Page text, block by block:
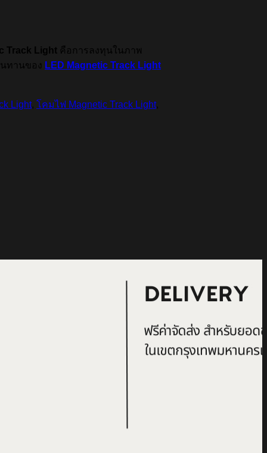
Track Light คือการลงทุนในภาพ
ทานของ LED Magnetic Track Light
Light, โคมไฟ Magnetic Track Light,